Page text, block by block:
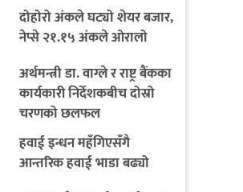
दोहोरो अंकले घट्यो शेयर बजार,
नेप्से २१.१५ अंकले ओरालो
अर्थमन्त्री डा. वाग्ले र राष्ट्र बैंकका
कार्यकारी निर्देशकबीच दोस्रो
चरणको छलफल
हवाई इन्धन महँगिएसँगै
आन्तरिक हवाई भाडा बढ्यो